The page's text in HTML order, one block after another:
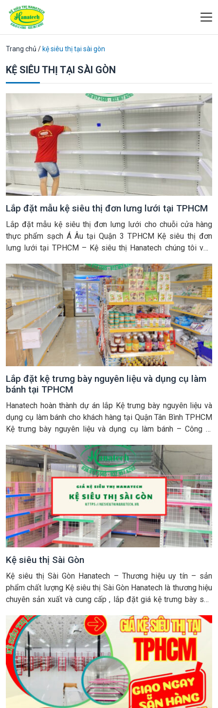
Trang chủ / kệ siêu thị tại sài gòn
KỆ SIÊU THỊ TẠI SÀI GÒN
Lắp đặt mẫu kệ siêu thị đơn lưng lưới tại TPHCM
Lắp đặt mẫu kệ siêu thị đơn lưng lưới cho chuỗi cửa hàng
thực phẩm sạch Á Âu tại Quận 3 TPHCM Kệ siêu thị đơn
lưng lưới tại TPHCM – Kệ siêu thị Hanatech chúng tôi vừa
kệ đơn lưng […]
Lắp đặt kệ trưng bày nguyên liệu và dụng cụ làm
bánh tại TPHCM
Hanatech hoàn thành dự án lắp Kệ trưng bày nguyên liệu và
dụng cụ làm bánh cho khách hàng tại Quận Tân Bình TPHCM
Kệ trưng bày nguyên liệu và dụng cụ làm bánh – Công ty
thành dự án lắp đặt giá kệ […]
Kệ siêu thị Sài Gòn
Kệ siêu thị Sài Gòn Hanatech – Thương hiệu uy tín – sản
phẩm chất lượng Kệ siêu thị Sài Gòn Hanatech là thương hiệu
chuyên sản xuất và cung cấp , lắp đặt giá kệ trưng bày sản
trường. Với năng […]